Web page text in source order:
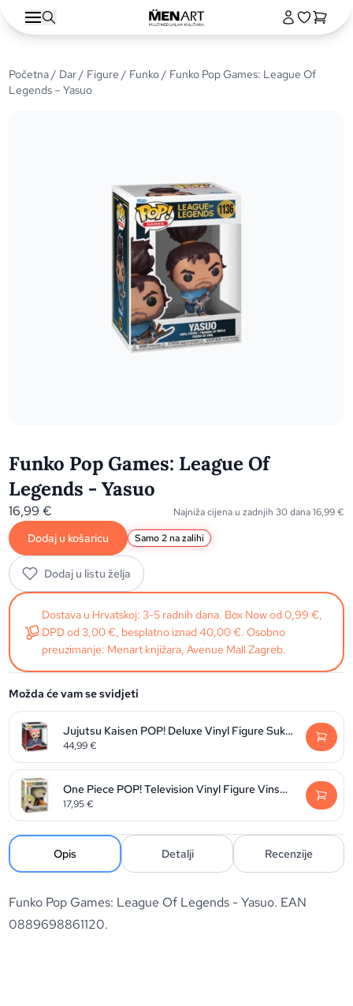
Početna/ Dar/ Figure / Funko/ Funko Pop Games: League Of
Legends – Yasuo
Funko Pop Games: League Of
Legends - Yasuo
16,99€ Najniža cijena u zadnjih 30 dana16,99€
Dodaj u košaricu Samo 2 na zalihi
Dodaj u listu želja
Dostava u Hrvatskoj: 3-5 radnih dana. Box Now od 0,99 €,
DPD od 3,00 €, besplatno iznad 40,00 €. Osobno
preuzimanje: Menart knjižara, Avenue Mall Zagreb.
Možda će vam se svidjeti
Jujutsu Kaisen POP! Deluxe Vinyl Figure Sukuna 9 cm
44,99€
One Piece POP! Television Vinyl Figure Vinsmoke Sanji 9 cm
17,95€
Opis Detalji Recenzije
Funko Pop Games: League Of Legends - Yasuo. EAN
0889698861120.